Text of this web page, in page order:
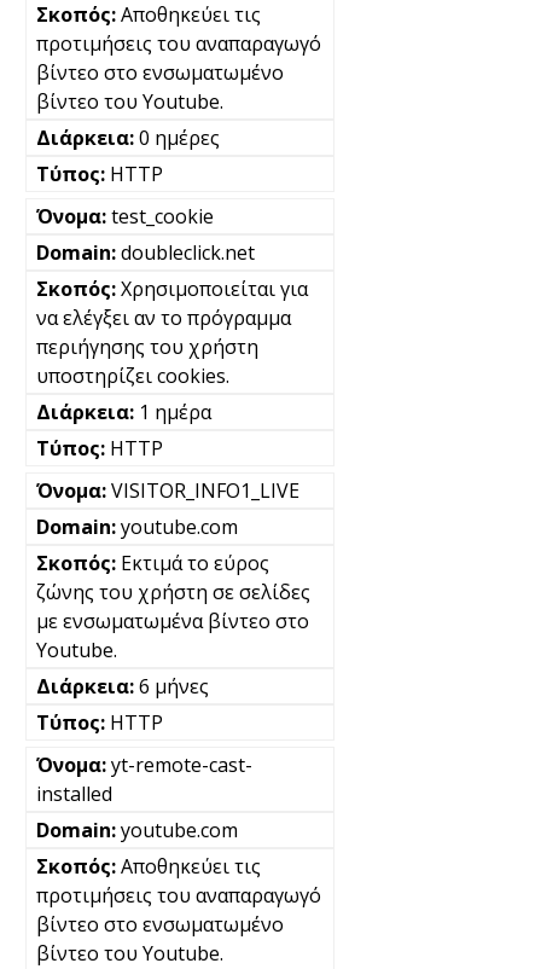
Αποθηκεύει τις
προτιμήσεις του αναπαραγωγό
βίντεο στο ενσωματωμένο
βίντεο του Youtube.
0 ημέρες
HTTP
test_cookie
doubleclick.net
Χρησιμοποιείται για
να ελέγξει αν το πρόγραμμα
περιήγησης του χρήστη
υποστηρίζει cookies.
1 ημέρα
HTTP
VISITOR_INFO1_LIVE
youtube.com
Εκτιμά το εύρος
ζώνης του χρήστη σε σελίδες
με ενσωματωμένα βίντεο στο
Youtube.
6 μήνες
HTTP
yt-remote-cast-
installed
youtube.com
Αποθηκεύει τις
προτιμήσεις του αναπαραγωγό
βίντεο στο ενσωματωμένο
βίντεο του Youtube.